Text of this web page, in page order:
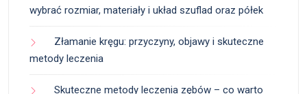
wybrać rozmiar, materiały i układ szuflad oraz półek
Złamanie kręgu: przyczyny, objawy i skuteczne
metody leczenia
Skuteczne metody leczenia zębów – co warto